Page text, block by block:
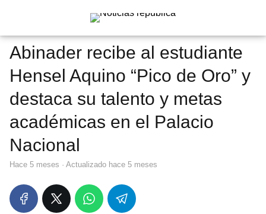
Abinader recibe al estudiante
Hensel Aquino “Pico de Oro” y
destaca su talento y metas
académicas en el Palacio
Nacional
hace 5 meses · Actualizado hace 5 meses